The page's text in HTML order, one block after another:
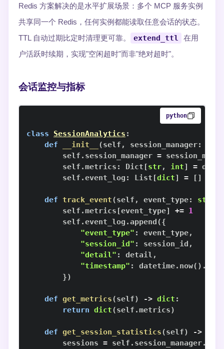
Redis 方案解决的是水平扩展场景：多个 MCP 服务实例
共享同一个 Redis，任何实例都能读取任意会话的状态。
TTL 自动过期比定时清理更可靠。
extend_ttl
在用
户活跃时续期，实现"空闲超时"而非"绝对超时"。
会话监控与指标
python
class SessionAnalytics :
def
__init__ (self , session_manager:
        self
. session_manager =
        self
.metrics : Dict [str, int] =
        self
.event_log : List [dict] = [ ]
def track_event(self , event_type: str
        self
.metrics [event_type] += 1
        self
.event_log .append({
"event_type" : event_type,
"session_id" : session_id ,
"detail" : detail ,
"timestamp" : datetime. now( ) .
})
def get_metrics(self) -> dict :
return dict(self .metrics)
def get_session_statistics(self) ->
        sessions
= self . session_manager.